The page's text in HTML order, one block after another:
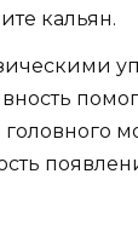
кальян.